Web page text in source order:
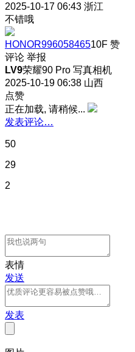
2025-10-17 06:43 浙江
不错哦
HONOR99605846510F 赞
评论 举报
LV9荣耀90 Pro 写真相机
2025-10-19 06:38 山西
点赞
正在加载, 请稍候...
发表评论…
50
29
2
表情
发送
发表